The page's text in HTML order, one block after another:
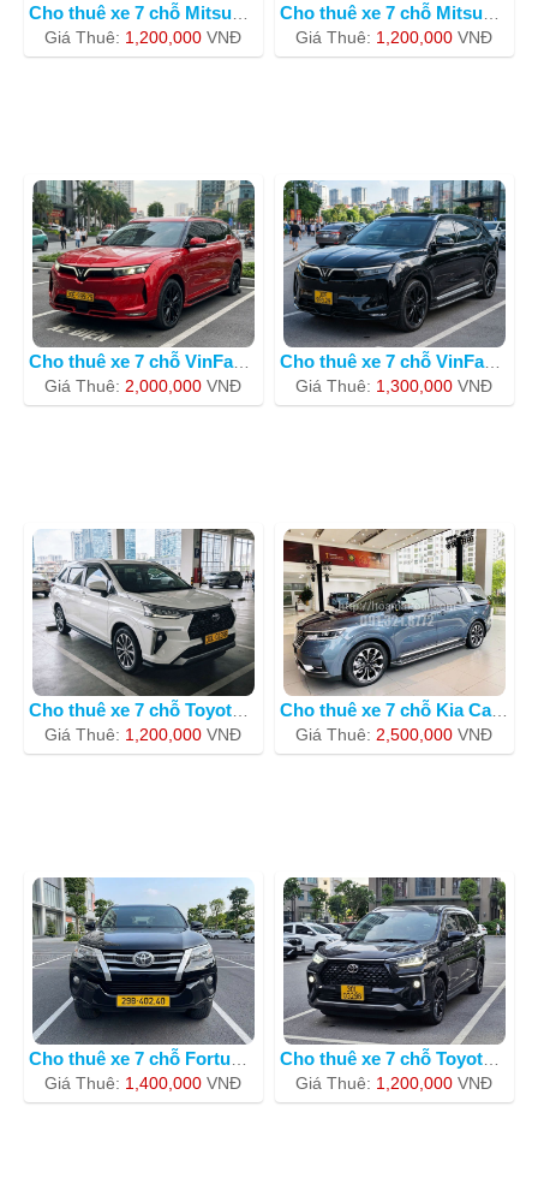
Giá Thuê: 1,200,000 VNÐ
Giá Thuê: 1,200,000 VNÐ
Cho thuê xe 7 chỗ VinFast Lux SA2.0 m
Giá Thuê: 2,000,000 VNÐ
Cho thuê xe 7 chỗ VinFast VF9 màu đ
Giá Thuê: 1,300,000 VNÐ
Giá Thuê: 1,200,000 VNÐ
Cho thuê xe 7 chỗ Kia Carnival 2023 m
Giá Thuê: 2,500,000 VNÐ
Giá Thuê: 1,400,000 VNÐ
Giá Thuê: 1,200,000 VNÐ